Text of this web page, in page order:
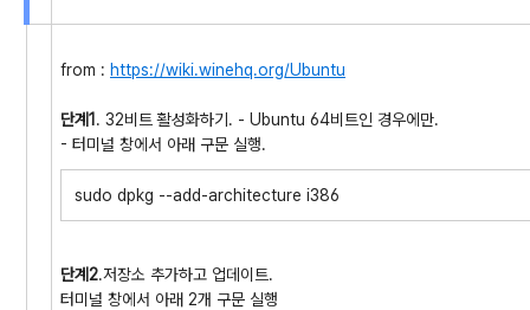
from : https://wiki.winehq.org/Ubuntu
단계1 . 32비트 활성화하기. - Ubuntu 64비트인 경우에만.
- 터미널 창에서 아래 구문 실행.
sudo dpkg --add-architecture i386
단계2.저장소 추가하고 업데이트.
터미널 창에서 아래 2개 구문 실행